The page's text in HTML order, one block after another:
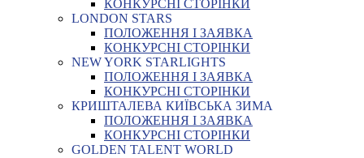
КОНКУРСНІ СТОРІНКИ
LONDON STARS
ПОЛОЖЕННЯ І ЗАЯВКА
КОНКУРСНІ СТОРІНКИ
NEW YORK STARLIGHTS
ПОЛОЖЕННЯ І ЗАЯВКА
КОНКУРСНІ СТОРІНКИ
КРИШТАЛЕВА КИЇВСЬКА ЗИМА
ПОЛОЖЕННЯ І ЗАЯВКА
КОНКУРСНІ СТОРІНКИ
GOLDEN TALENT WORLD